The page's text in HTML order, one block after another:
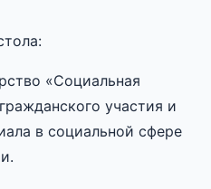
«Социальная
участия и
в социальной сфере